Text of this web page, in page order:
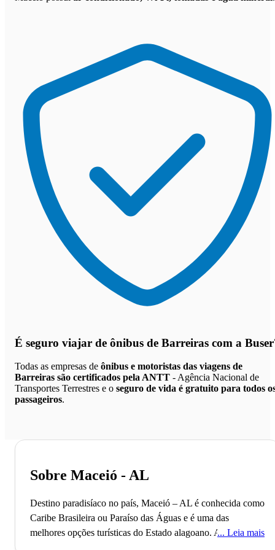
É seguro viajar de ônibus de Barreiras com a
Todas as empresas de ônibus e motoristas das viagens de
Barreiras são certificados pela ANTT - Agência Nacional de
Transportes Terrestres e o seguro de vida é gratuito para todos
passageiros.
Sobre Maceió - AL
Destino paradisíaco no país, Maceió – AL é conhecida como
Caribe Brasileira ou Paraíso das Águas e é uma das
melhores opções turísticas do Estado alagoano. A cidade de
Leia mais